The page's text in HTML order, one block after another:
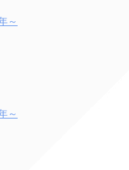
～
～